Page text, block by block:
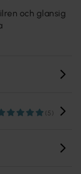
och glansig
(5)